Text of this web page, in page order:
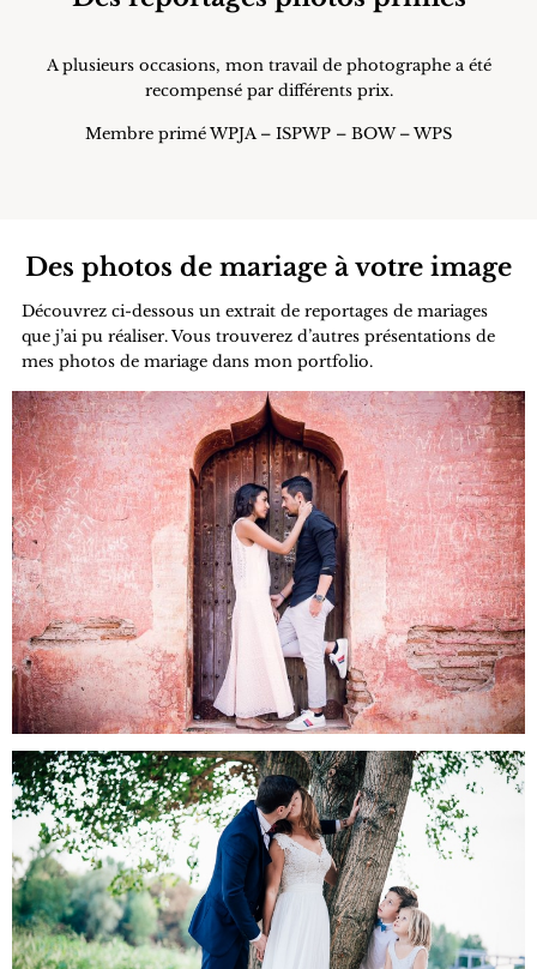
A plusieurs occasions, mon travail de photographe a été
recompensé par différents prix.
Membre primé WPJA – ISPWP – BOW – WPS
Des photos de mariage à votre image
Découvrez ci-dessous un extrait de reportages de mariages
que j’ai pu réaliser. Vous trouverez d’autres présentations de
mes photos de mariage dans mon portfolio.